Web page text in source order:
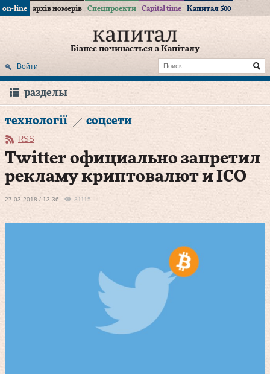
on-line архів номерів Спецпроекти Capital time Капитал 500
Бізнес починається з Капіталу
Войти
разделы
технології соцсети
RSS
Twitter официально запретил
рекламу криптовалют и ICO
27.03.2018 / 13:36 31115